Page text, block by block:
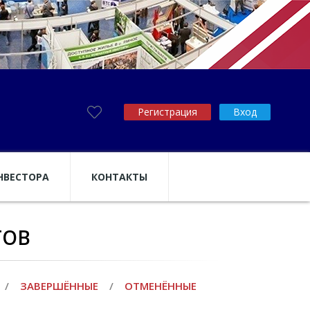
Регистрация Вход
КОНТАКТЫ
/ ЗАВЕРШЁННЫЕ / ОТМЕНЁННЫЕ